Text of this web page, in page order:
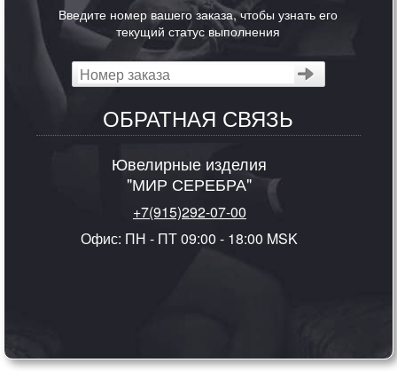
Введите номер вашего заказа, чтобы узнать его
текущий статус выполнения
ОБРАТНАЯ СВЯЗЬ
Ювелирные изделия
"МИР СЕРЕБРА"
+7(915)292-07-00
Офис: ПН - ПТ 09:00 - 18:00 MSK